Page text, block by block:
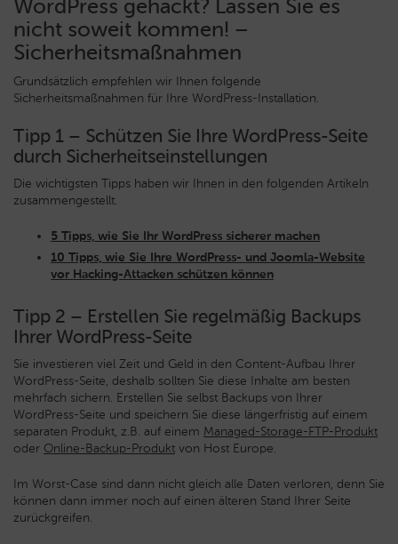
WordPress gehackt? Lassen Sie es
nicht soweit kommen! –
Sicherheitsmaßnahmen
Grundsätzlich empfehlen wir Ihnen folgende
Sicherheitsmaßnahmen für Ihre WordPress-Installation.
Tipp 1 – Schützen Sie Ihre WordPress-Seite
durch Sicherheitseinstellungen
Die wichtigsten Tipps haben wir Ihnen in den folgenden Artikeln
zusammengestellt.
5 Tipps, wie Sie Ihr WordPress sicherer machen
10 Tipps, wie Sie Ihre WordPress- und Joomla-Website
vor Hacking-Attacken schützen können
Tipp 2 – Erstellen Sie regelmäßig Backups
Ihrer WordPress-Seite
Sie investieren viel Zeit und Geld in den Content-Aufbau Ihrer
WordPress-Seite, deshalb sollten Sie diese Inhalte am besten
mehrfach sichern. Erstellen Sie selbst Backups von Ihrer
WordPress-Seite und speichern Sie diese längerfristig auf einem
separaten Produkt, z.B. auf einem Managed-Storage-FTP-Produkt
oder Online-Backup-Produkt von Host Europe.
Im Worst-Case sind dann nicht gleich alle Daten verloren, denn Sie
können dann immer noch auf einen älteren Stand Ihrer Seite
zurückgreifen.